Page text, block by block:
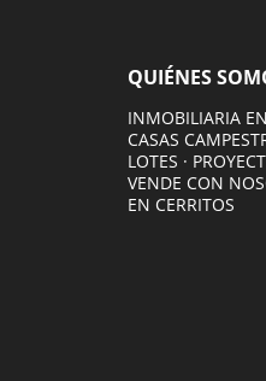
QUIÉNES
INMOBILIARIA
CASAS
LOTES ·
VENDE CON
EN CERRITOS